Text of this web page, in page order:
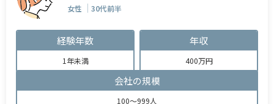
女性 30代前半
経験年数
1年未満
年収
400万円
会社の規模
100～999人